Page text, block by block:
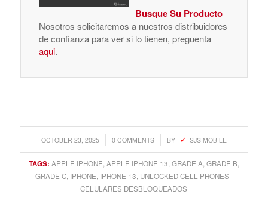
Busque Su Producto
Nosotros solicitaremos a nuestros distribuidores
de confianza para ver si lo tienen, preguenta
aqui.
OCTOBER 23, 2025
/ 0 COMMENTS
/ BY SJS MOBILE
TAGS: APPLE IPHONE APPLE IPHONE 13 GRADE A GRADE B,
GRADE C, IPHONE IPHONE 13 UNLOCKED CELL PHONES |
CELULARES DESBLOQUEADOS